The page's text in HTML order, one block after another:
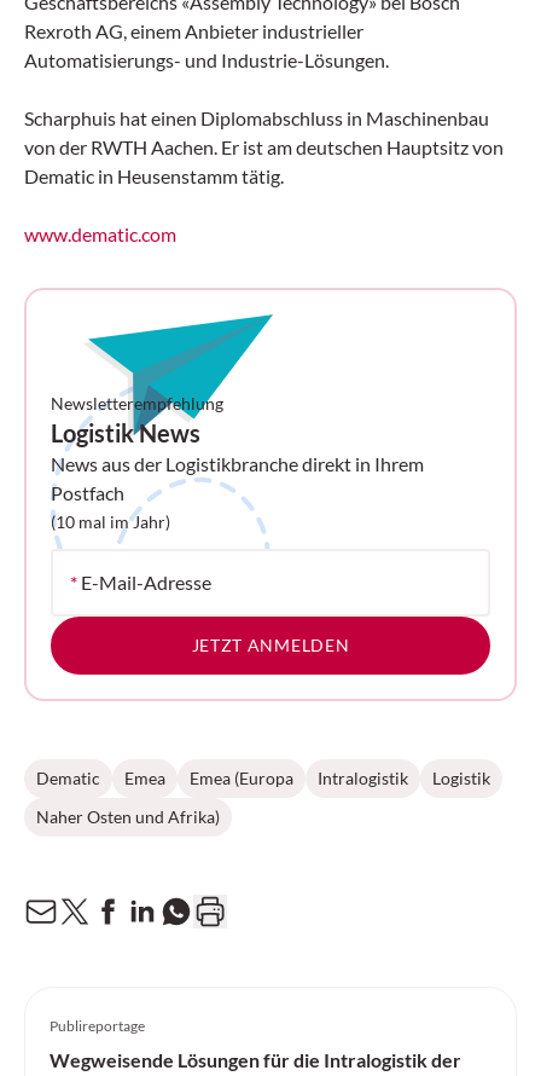
Rexroth AG, einem Anbieter industrieller
Automatisierungs- und Industrie-Lösungen.
Scharphuis hat einen Diplomabschluss in Maschinenbau
von der RWTH Aachen. Er ist am deutschen Hauptsitz von
Dematic in Heusenstamm tätig.
www.dematic.com
Newsletterempfehlung
Logistik News
News aus der Logistikbranche direkt in Ihrem
Postfach
(10 mal im Jahr)
* E-Mail-Adresse
JETZT ANMELDEN
Dematic Emea Emea (Europa Intralogistik
Logistik
Naher Osten und Afrika)
Publireportage
Wegweisende Lösungen für die Intralogistik der